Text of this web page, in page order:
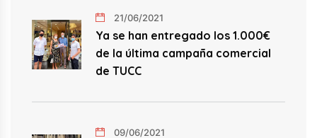
21/06/2021
Ya se han entregado los 1.000€
de la última campaña comercial
de TUCC
09/06/2021